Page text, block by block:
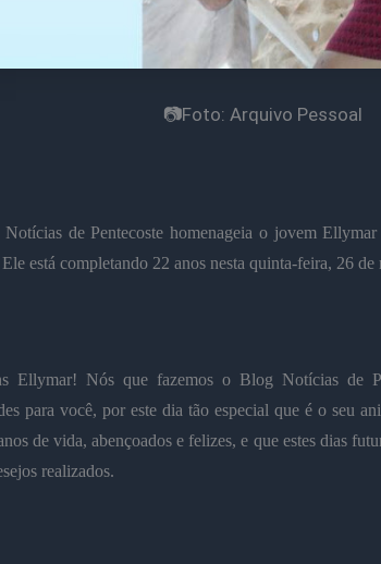
📷Foto: Arquivo Pessoal
de Pentecoste homenageia o jovem
está completando 22 anos nesta quinta-feira, 26 de
Ellymar! Nós que fazemos o Blog Notícias de
para você, por este dia tão especial que é o seu
de vida, abençoados e felizes, e que estes dias
realizados.